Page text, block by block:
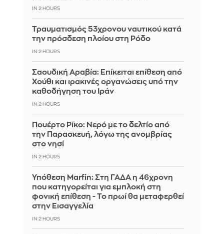
IN 2 HOURS
Τραυματισμός 53χρονου ναυτικού κατά
την πρόσδεση πλοίου στη Ρόδο
IN 2 HOURS
Σαουδική Αραβία: Επίκειται επίθεση από
Χούθι και ιρακινές οργανώσεις υπό την
καθοδήγηση του Ιράν
IN 2 HOURS
Πουέρτο Ρίκο: Νερό με το δελτίο από
την Παρασκευή, λόγω της ανομβρίας
στο νησί
IN 2 HOURS
Υπόθεση Marfin: Στη ΓΑΔΑ η 46χρονη
που κατηγορείται για εμπλοκή στη
φονική επίθεση - Το πρωί θα μεταφερθεί
στην Εισαγγελία
IN 2 HOURS